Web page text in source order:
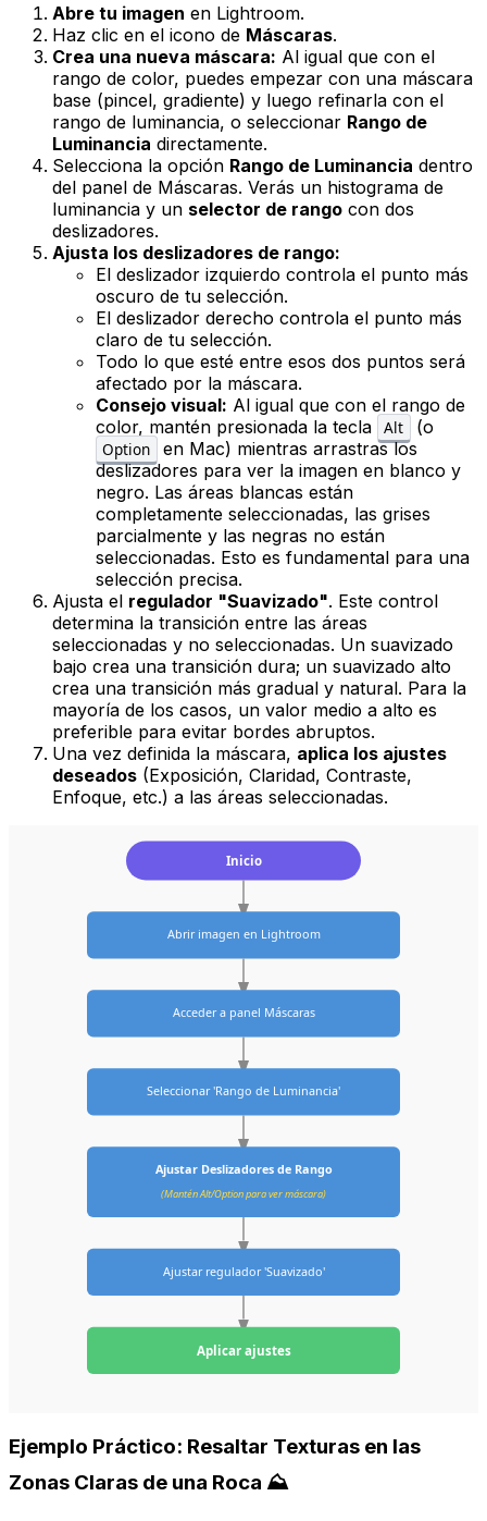
Abre tu imagen en Lightroom.
Haz clic en el icono de Máscaras.
Crea una nueva máscara: Al igual que con el
rango de color, puedes empezar con una máscara
base (pincel, gradiente) y luego refinarla con el
rango de luminancia, o seleccionar Rango de
Luminancia directamente.
Selecciona la opción Rango de Luminancia dentro
del panel de Máscaras. Verás un histograma de
luminancia y un selector de rango con dos
deslizadores.
Ajusta los deslizadores de rango:
El deslizador izquierdo controla el punto más
oscuro de tu selección.
El deslizador derecho controla el punto más
claro de tu selección.
Todo lo que esté entre esos dos puntos será
afectado por la máscara.
Consejo visual: Al igual que con el rango de
color, mantén presionada la tecla
Alt (o
Option
en Mac) mientras arrastras los
deslizadores para ver la imagen en blanco y
negro. Las áreas blancas están
completamente seleccionadas, las grises
parcialmente y las negras no están
seleccionadas. Esto es fundamental para una
selección precisa.
Ajusta el regulador "Suavizado". Este control
determina la transición entre las áreas
seleccionadas y no seleccionadas. Un suavizado
bajo crea una transición dura; un suavizado alto
crea una transición más gradual y natural. Para la
mayoría de los casos, un valor medio a alto es
preferible para evitar bordes abruptos.
Una vez definida la máscara, aplica los ajustes
deseados (Exposición, Claridad, Contraste,
Enfoque, etc.) a las áreas seleccionadas.
Inicio
Abrir imagen en Lightroom
Acceder a panel Máscaras
Seleccionar 'Rango de Luminancia'
Ajustar Deslizadores de Rango
(Mantén Alt/Option para ver máscara)
Ajustar regulador 'Suavizado'
Aplicar ajustes
Ejemplo Práctico: Resaltar Texturas en las
Zonas Claras de una Roca ⛰️